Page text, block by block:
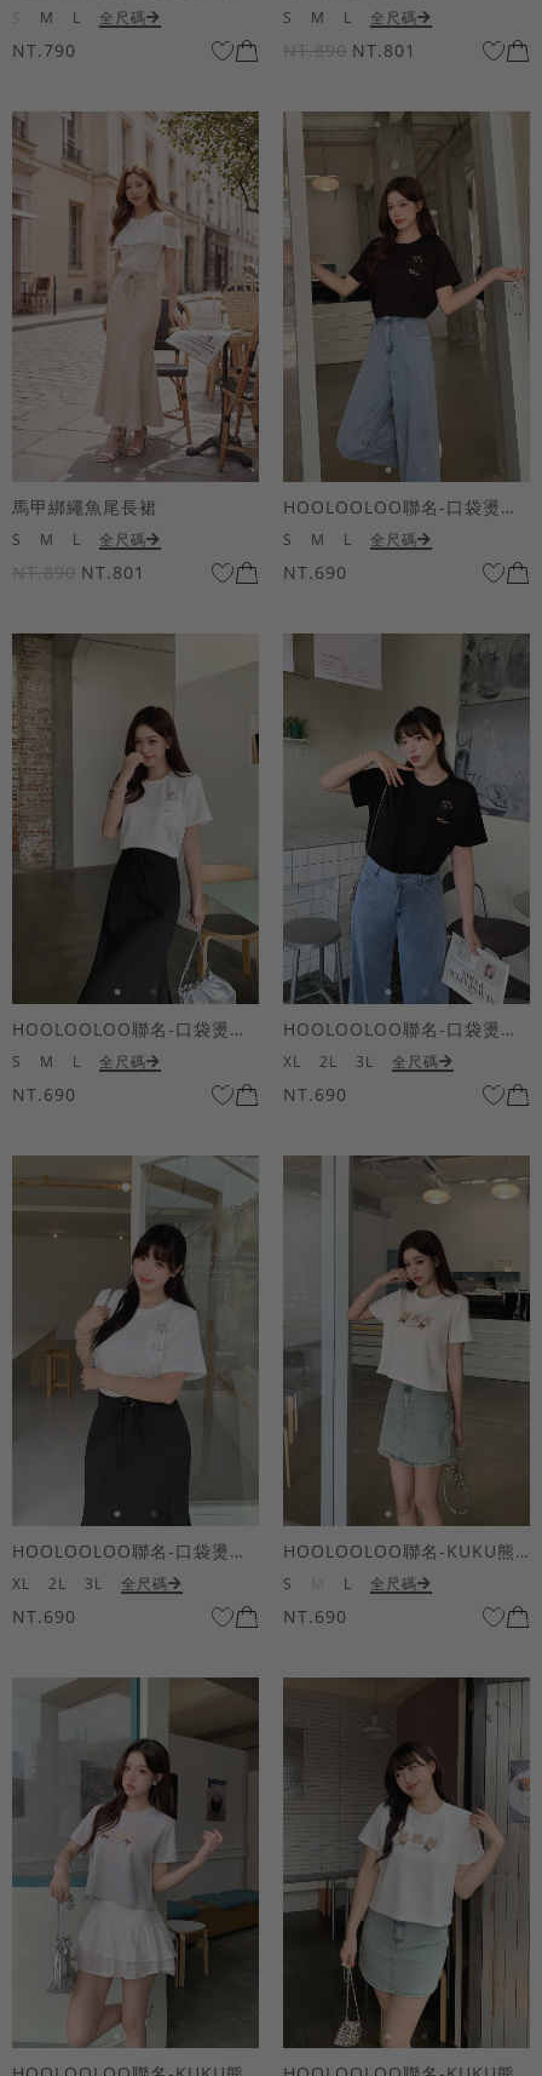
M L 全尺碼
NT.790
S M L 全尺碼
NT.890 NT.801
馬甲綁繩魚尾長裙
S M L 全尺碼
NT.890 NT.801
HOOLOOLOO聯名-口袋燙金KUKU熊短袖上衣
S M L 全尺碼
NT.690
HOOLOOLOO聯名-口袋燙金KUKU熊短袖上衣
S M L 全尺碼
NT.690
HOOLOOLOO聯名-口袋燙金KUKU熊短袖上衣
XL 2L 3L 全尺碼
NT.690
HOOLOOLOO聯名-口袋燙金KUKU熊短袖上衣
XL 2L 3L 全尺碼
NT.690
HOOLOOLOO聯名-KUKU熊蝴蝶結短袖上衣
S L 全尺碼
NT.690